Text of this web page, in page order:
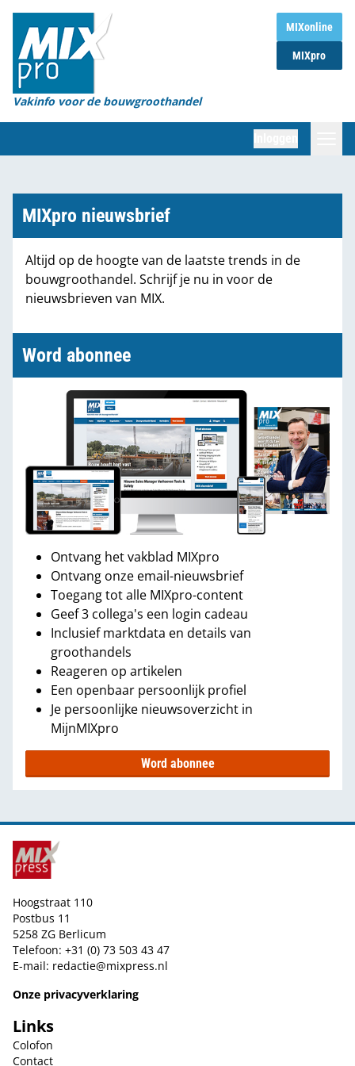
MIXonline
MIXpro
Vakinfo voor de bouwgroothandel
Home
Magazines
Organisaties
Marktcijfers
Partners
MIXpro nieuwsbrief
Altijd op de hoogte van de laatste trends in de
bouwgroothandel. Schrijf je nu in voor de
nieuwsbrieven van MIX.
Word abonnee
Ontvang het vakblad MIXpro
Ontvang onze email-nieuwsbrief
Toegang tot alle MIXpro-content
Geef 3 collega's een login cadeau
Inclusief marktdata en details van
groothandels
Reageren op artikelen
Een openbaar persoonlijk profiel
Je persoonlijke nieuwsoverzicht in
MijnMIXpro
Word abonnee
Hoogstraat 110
Postbus 11
5258 ZG Berlicum
Telefoon: +31 (0) 73 503 43 47
E-mail: redactie@mixpress.nl
Onze privacyverklaring
Links
Colofon
Contact